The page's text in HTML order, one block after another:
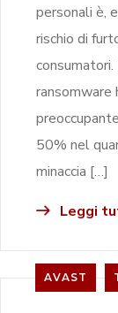
personali è,
rischio di
ransomware
50% nel
minaccia […]
Leggi
AVAST